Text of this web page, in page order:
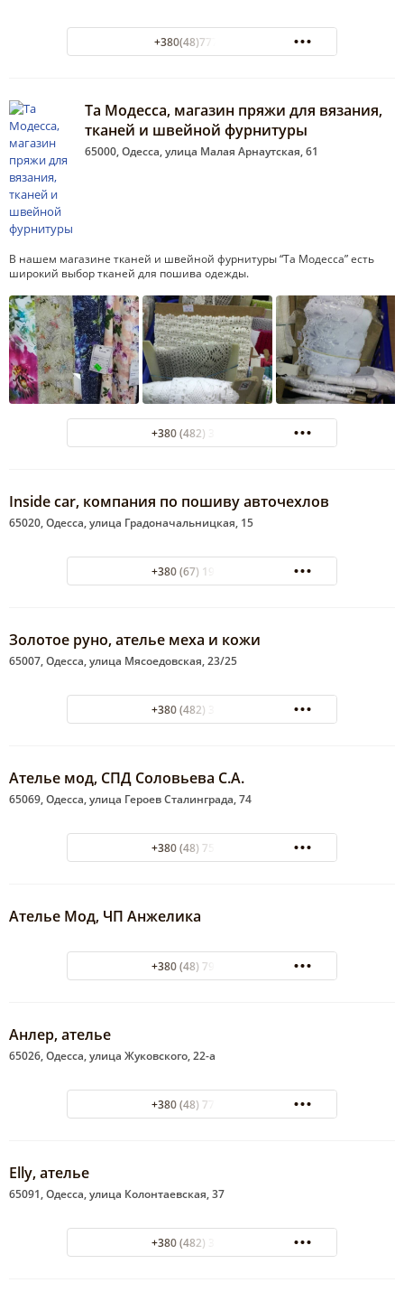
+380(48)777-06-63
Та Модесса, магазин пряжи для вязания,
тканей и швейной фурнитуры
65000, Одесса, улица Малая Арнаутская, 61
В нашем магазине тканей и швейной фурнитуры “Та Модесса” есть
широкий выбор тканей для пошива одежды.
+380 (482) 35-84-46
Inside car, компания по пошиву авточехлов
65020, Одесса, улица Градоначальницкая, 15
+380 (67) 197-30-31
Золотое руно, ателье меха и кожи
65007, Одесса, улица Мясоедовская, 23/25
+380 (482) 32-32-44
Ателье мод, СПД Соловьева С.А.
65069, Одесса, улица Героев Сталинграда, 74
+380 (48) 751-09-51
Ателье Мод, ЧП Анжелика
+380 (48) 798-24-60
Анлер, ателье
65026, Одесса, улица Жуковского, 22-а
+380 (48) 777-77-15
Elly, ателье
65091, Одесса, улица Колонтаевская, 37
+380 (482) 32-74-12